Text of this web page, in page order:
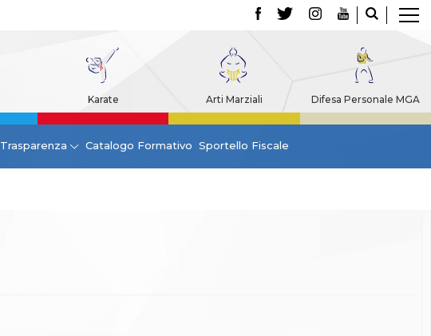
Karate Arti Marziali Difesa Personale MGA
Trasparenza Catalogo Formativo Sportello Fiscale